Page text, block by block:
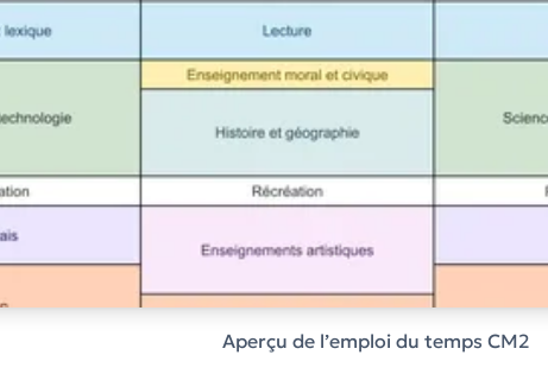
Aperçu de l’emploi du temps CM2